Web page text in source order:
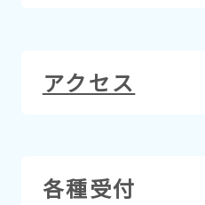
アクセス
各種受付